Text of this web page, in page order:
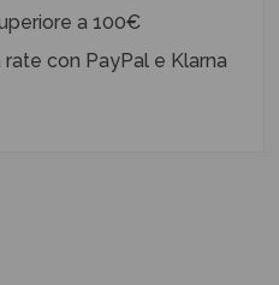
a 100€
rate con PayPal e Klarna